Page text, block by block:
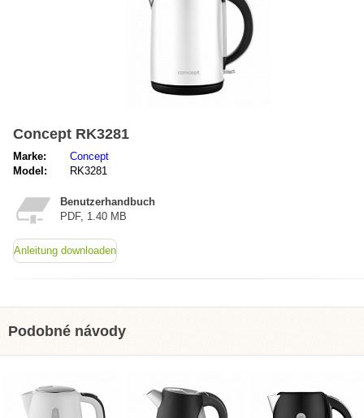
Concept RK3281
Marke:
Concept
Model:
RK3281
Benutzerhandbuch
PDF, 1.40 MB
Anleitung downloaden
Podobné návody